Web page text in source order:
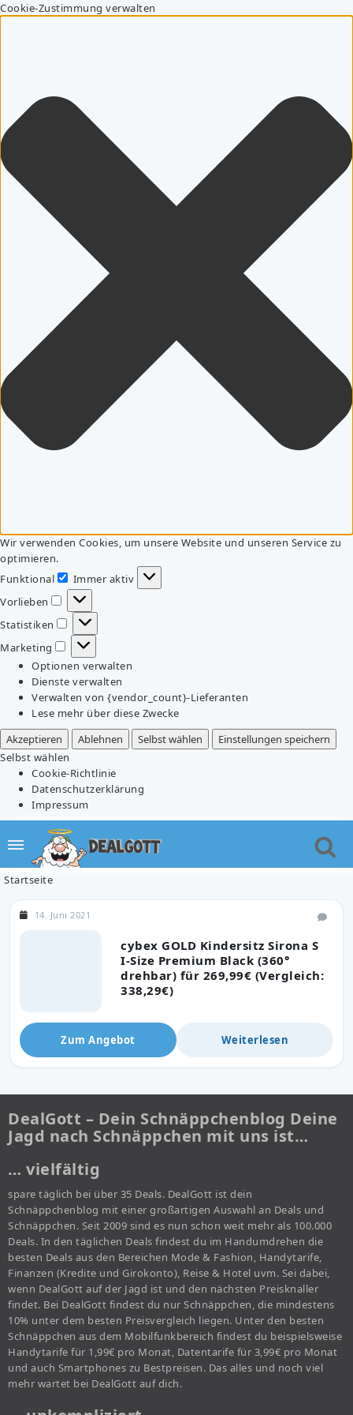
Cookie-Zustimmung verwalten
Wir verwenden Cookies, um unsere Website und unseren Service zu
optimieren.
Funktional
Funktional
Immer aktiv
Vorlieben
Vorlieben
Statistiken
Statistiken
Marketing
Marketing
Optionen verwalten
Dienste verwalten
Verwalten von {vendor_count}-Lieferanten
Lese mehr über diese Zwecke
Akzeptieren
Ablehnen Selbst wählen
Einstellungen speichern
Selbst wählen
Cookie-Richtlinie
Datenschutzerklärung
Impressum
Startseite
cybex GOLD Kindersitz Sirona S
I-Size Premium Black (360°
drehbar) für 269,99€ (Vergleich:
338,29€)
14. Juni 2021
Zum Angebot Weiterlesen
DealGott – Dein Schnäppchenblog Deine
Jagd nach Schnäppchen mit uns ist…
… vielfältig
spare täglich bei über 35 Deals. DealGott ist dein
Schnäppchenblog mit einer großartigen Auswahl an Deals und
Schnäppchen. Seit 2009 sind es nun schon weit mehr als 100.000
Deals. In den täglichen Deals findest du im Handumdrehen die
besten Deals aus den Bereichen Mode & Fashion, Handytarife,
Finanzen (Kredite und Girokonto), Reise & Hotel uvm. Sei dabei,
wenn DealGott auf der Jagd ist und den nächsten Preisknaller
findet. Bei DealGott findest du nur Schnäppchen, die mindestens
10% unter dem besten Preisvergleich liegen. Unter den besten
Schnäppchen aus dem Mobilfunkbereich findest du beispielsweise
Handytarife für 1,99€ pro Monat, Datentarife für 3,99€ pro Monat
und auch Smartphones zu Bestpreisen. Das alles und noch viel
mehr wartet bei DealGott auf dich.